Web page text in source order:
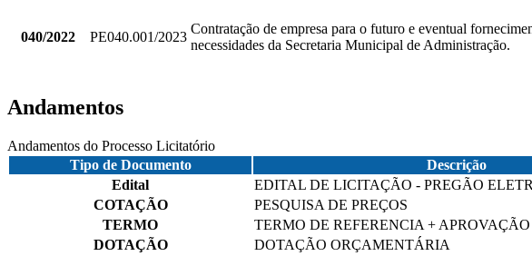
040/2022 PE040.001/2023
Contratação de empresa para o futuro e eventual
necessidades da Secretaria Municipal de Administração.
Andamentos
Andamentos do Processo Licitatório
Tipo de Documento
Descrição
Edital
EDITAL DE LICITAÇÃO - PREGÃO
COTAÇÃO
PESQUISA DE PREÇOS
TERMO
TERMO DE REFERENCIA + APROVAÇÃO
DOTAÇÃO
DOTAÇÃO ORÇAMENTÁRIA